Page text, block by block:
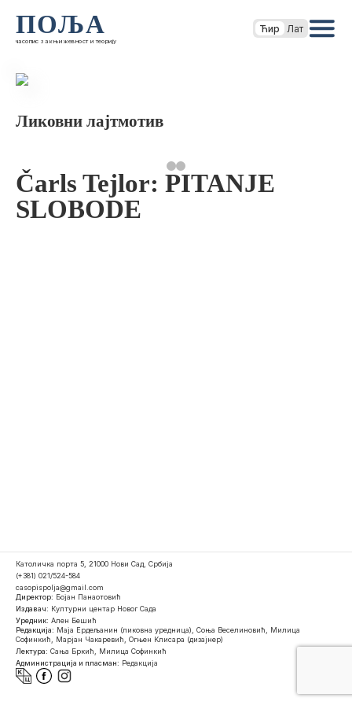
ПОЉА
часопис за књижевност и теорију
Ћир Лат
Ликовни лајтмотив
Čarls Tejlor: PITANJE
SLOBODE
Католичка порта 5, 21000 Нови Сад, Србија
(+381) 021/524-584
casopispolja@gmail.com
Директор: Бојан Панаотовић
Издавач: Културни центар Новог Сада
Уредник: Ален Бешић
Редакција: Маја Ердељанин (ликовна уредница), Соња Веселиновић, Милица
Софинкић, Марјан Чакаревић, Огњен Клисара (дизајнер)
Лектура: Сања Бркић, Милица Софинкић
Администрација и пласман: Редакција